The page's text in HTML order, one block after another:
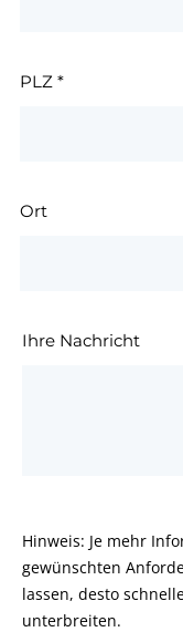
PLZ *
Ort
Ihre Nachricht
Hinweis: Je mehr
gewünschten
lassen, desto
unterbreiten.